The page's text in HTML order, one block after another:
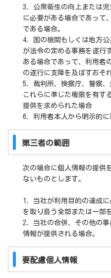
3. 公衆衛生の向上または児
に必要がある場合であって
である場合。
4. 国の機関もしくは地方公
が法令の定める事務を遂行
ある場合であって、利用者
の遂行に支障を及ぼすおそ
5. 裁判所、検察庁、警察、
これらに準じた権限を有す
提供を求められた場合
6. 利用者本人から明示的
第三者の範囲
次の場合に個人情報の提供
ないものとします。
1. 当社が利用目的の達成
を取り扱う全部または一部
2. 当社の合併、その他の事
情報が提供される場合。
要配慮個人情報